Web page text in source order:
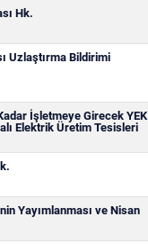
Hk.
Uzlaştırma Bildirimi
İşletmeye Girecek YEK
Elektrik Üretim Tesisleri
Yayımlanması ve Nisan